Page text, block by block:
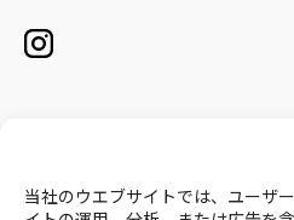
当社のウエブサイトでは、ユーザ